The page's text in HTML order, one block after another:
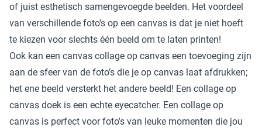
of juist esthetisch samengevoegde beelden. Het voordeel
van verschillende foto's op een canvas is dat je niet hoeft
te kiezen voor slechts één beeld om te laten printen!
Ook kan een canvas collage op canvas een toevoeging zijn
aan de sfeer van de foto’s die je op canvas laat afdrukken;
het ene beeld versterkt het andere beeld! Een collage op
canvas doek is een echte eyecatcher. Een collage op
canvas is perfect voor foto's van leuke momenten die jou